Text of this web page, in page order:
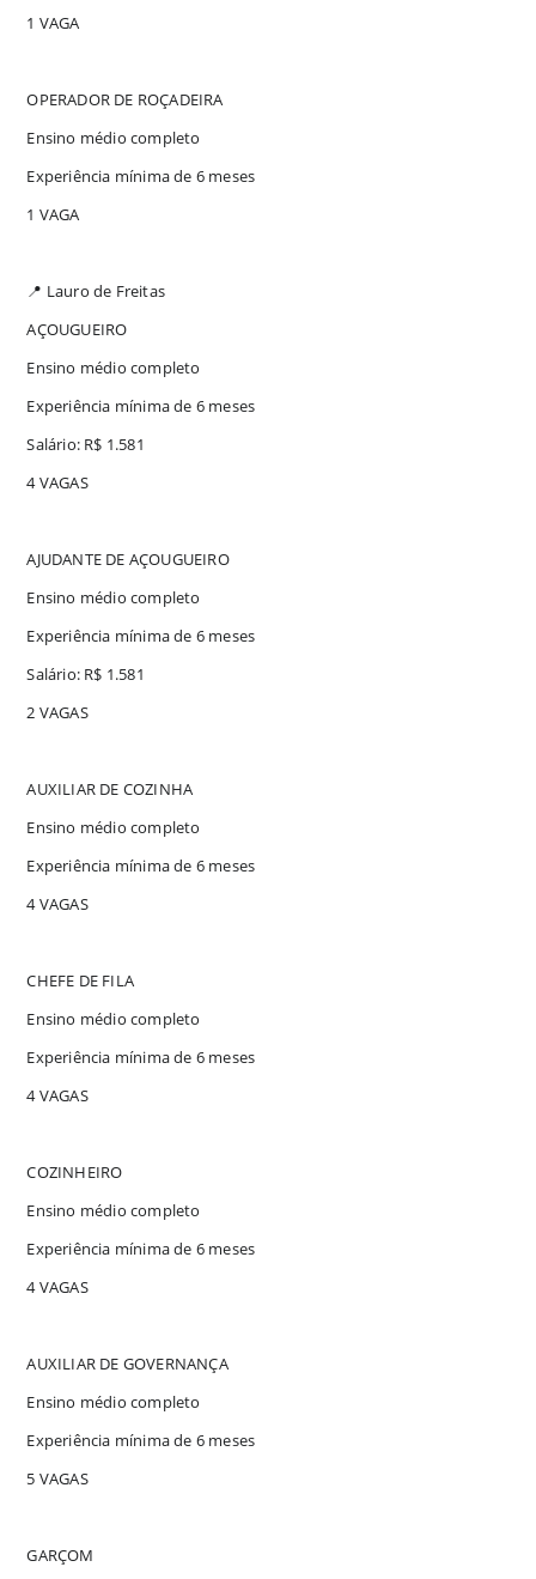
1 VAGA
OPERADOR DE ROÇADEIRA
Ensino médio completo
Experiência mínima de 6 meses
1 VAGA
📍 Lauro de Freitas
AÇOUGUEIRO
Ensino médio completo
Experiência mínima de 6 meses
Salário: R$ 1.581
4 VAGAS
AJUDANTE DE AÇOUGUEIRO
Ensino médio completo
Experiência mínima de 6 meses
Salário: R$ 1.581
2 VAGAS
AUXILIAR DE COZINHA
Ensino médio completo
Experiência mínima de 6 meses
4 VAGAS
CHEFE DE FILA
Ensino médio completo
Experiência mínima de 6 meses
4 VAGAS
COZINHEIRO
Ensino médio completo
Experiência mínima de 6 meses
4 VAGAS
AUXILIAR DE GOVERNANÇA
Ensino médio completo
Experiência mínima de 6 meses
5 VAGAS
GARÇOM